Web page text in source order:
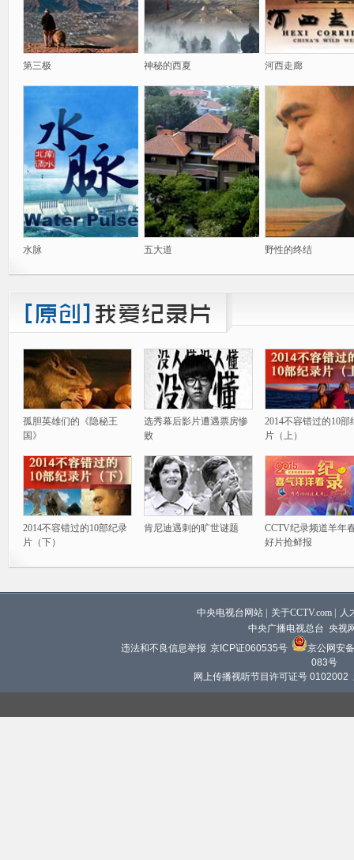
第三极 神秘的西夏 河西走廊
水脉 五大道 野性的终结
孤胆英雄们的《隐秘王
国》
选秀幕后影片遭遇票房惨
败
2014不容错过的10部
片（上）
2014不容错过的10部纪录
片（下）
肯尼迪遇刺的旷世谜题
CCTV纪录频道羊年
好片抢鲜报
中央电视台网站 关于CCTV.com
人
中央广播电视总台 央视
违法和不良信息举报 京ICP证060535号
京公网安
083号
网上传播视听节目许可证号